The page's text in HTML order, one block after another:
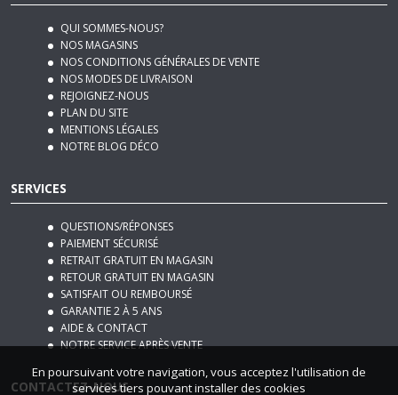
QUI SOMMES-NOUS?
NOS MAGASINS
NOS CONDITIONS GÉNÉRALES DE VENTE
NOS MODES DE LIVRAISON
REJOIGNEZ-NOUS
PLAN DU SITE
MENTIONS LÉGALES
NOTRE BLOG DÉCO
SERVICES
QUESTIONS/RÉPONSES
PAIEMENT SÉCURISÉ
RETRAIT GRATUIT EN MAGASIN
RETOUR GRATUIT EN MAGASIN
SATISFAIT OU REMBOURSÉ
GARANTIE 2 À 5 ANS
AIDE & CONTACT
NOTRE SERVICE APRÈS VENTE
CONTACTEZ-NOUS
En poursuivant votre navigation, vous acceptez l'utilisation de
services tiers pouvant installer des cookies